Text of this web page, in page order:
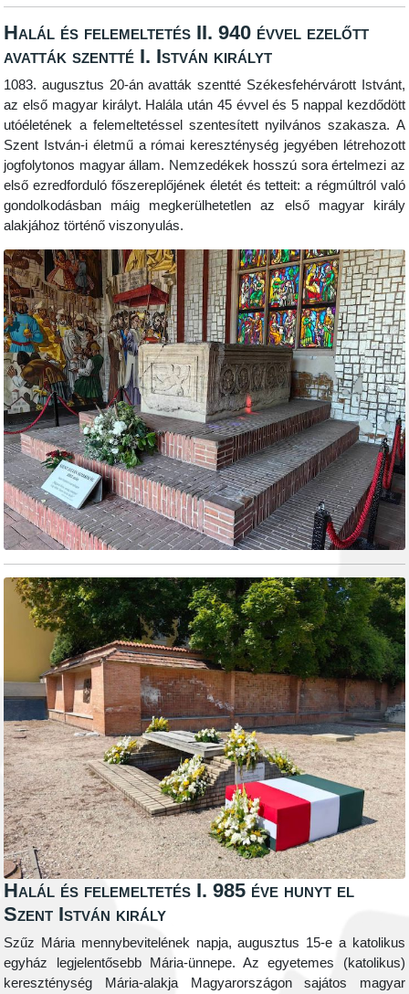
Halál és felemeltetés II. 940 évvel ezelőtt
avatták szentté I. István királyt
1083. augusztus 20-án avatták szentté Székesfehérvárott Istvánt,
az első magyar királyt. Halála után 45 évvel és 5 nappal kezdődött
utóéletének a felemeltetéssel szentesített nyilvános szakasza. A
Szent István-i életmű a római kereszténység jegyében létrehozott
jogfolytonos magyar állam. Nemzedékek hosszú sora értelmezi az
első ezredforduló főszereplőjének életét és tetteit: a régmúltról való
gondolkodásban máig megkerülhetetlen az első magyar király
alakjához történő viszonyulás.
Halál és felemeltetés I. 985 éve hunyt el
Szent István király
Szűz Mária mennybevitelének napja, augusztus 15-e a katolikus
egyház legjelentősebb Mária-ünnepe. Az egyetemes (katolikus)
kereszténység Mária-alakja Magyarországon sajátos magyar